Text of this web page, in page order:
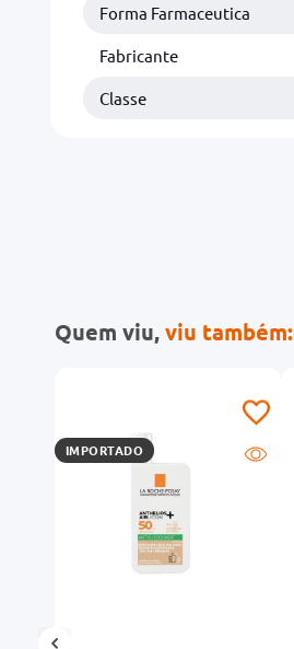
Forma Farmaceutica
Fabricante
Classe
Quem viu,viu também:
IMPORTADO